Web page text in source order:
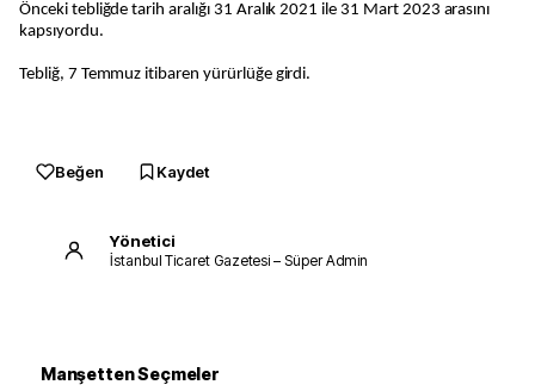
Önceki tebliğde tarih aralığı 31 Aralık 2021 ile 31 Mart 2023 arasını
kapsıyordu.
Tebliğ, 7 Temmuz itibaren yürürlüğe girdi.
Beğen Kaydet
Yönetici
İstanbul Ticaret Gazetesi – Süper Admin
Manşetten Seçmeler